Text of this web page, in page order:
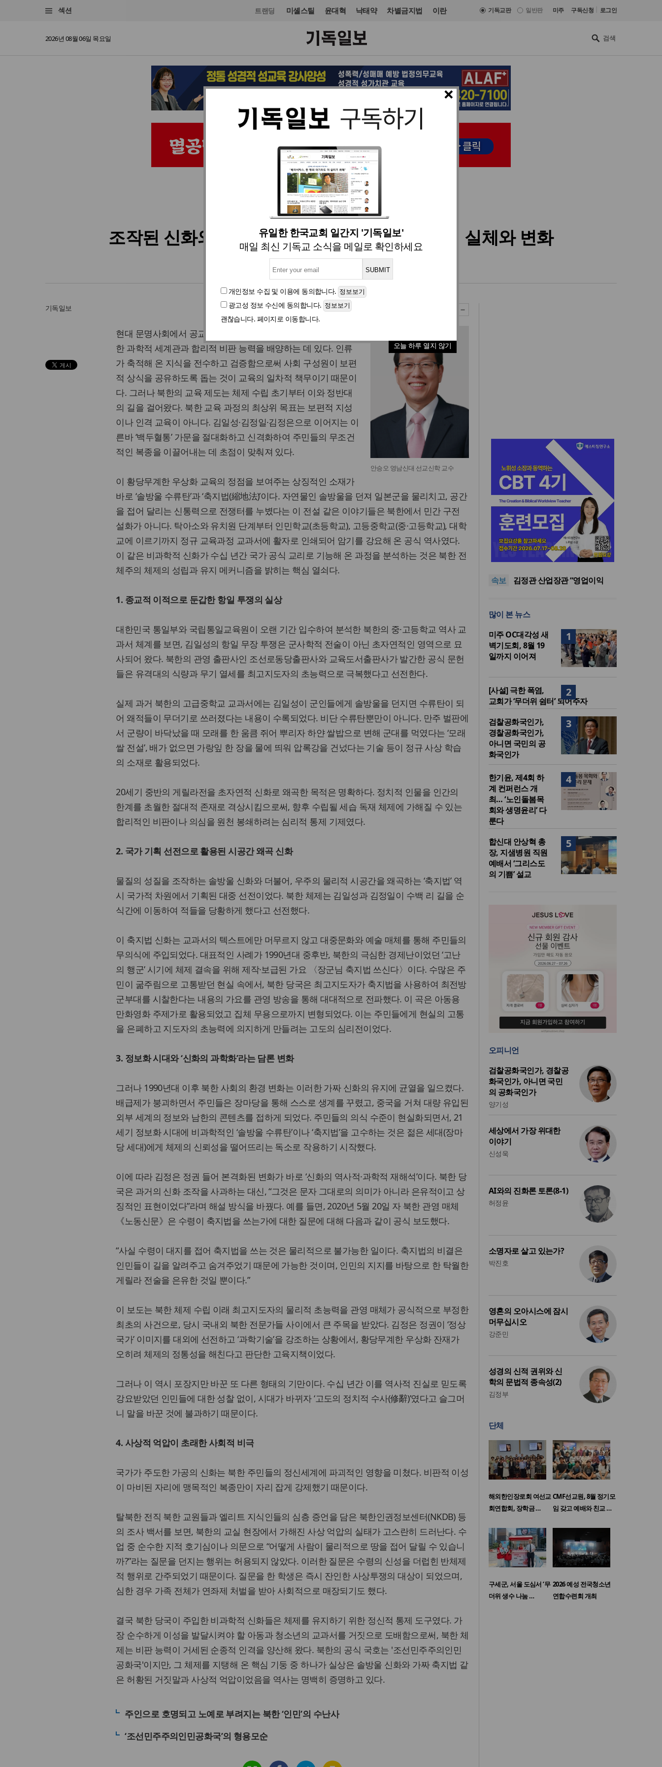
섹션 트랜딩 미셸스틸 윤대혁 낙태약 차별금지법 이란 기독교판 일반판 미주 구독신청 로그인
2026년 08월 06일 목요일
×
유일한 한국교회 일간지 '기독일보'
매일 최신 기독교 소식을 메일로 확인하세요
개인정보 수집 및 이용에 동의합니다.
광고성 정보 수신에 동의합니다.
괜찮습니다. 페이지로 이동합니다.
오늘 하루 열지 않기
오피니언·칼럼 기고 입력 2026. 05. 31 19:42
조작된 신화와 가공된 역사: 북한 우상화 교육의 실체와 변화
안승오 교수(영남신학대학교 선교신학)
기독일보
안승오 영남신대 선교신학 교수
현대 문명사회에서 공교육의 본질적 가치는 객관적 사실에 기반
한 과학적 세계관과 합리적 비판 능력을 배양하는 데 있다. 인류
가 축적해 온 지식을 전수하고 검증함으로써 사회 구성원이 보편
적 상식을 공유하도록 돕는 것이 교육의 일차적 책무이기 때문이
다. 그러나 북한의 교육 제도는 체제 수립 초기부터 이와 정반대
의 길을 걸어왔다. 북한 교육 과정의 최상위 목표는 보편적 지성
이나 인격 교육이 아니다. 김일성·김정일·김정은으로 이어지는 이
른바 ‘백두혈통’ 가문을 절대화하고 신격화하여 주민들의 무조건
적인 복종을 이끌어내는 데 초점이 맞춰져 있다.
이 황당무계한 우상화 교육의 정점을 보여주는 상징적인 소재가
바로 ‘솔방울 수류탄’과 ‘축지법(縮地法)’이다. 자연물인 솔방울을 던져 일본군을 물리치고, 공간
을 접어 달리는 신통력으로 전쟁터를 누볐다는 이 전설 같은 이야기들은 북한에서 민간 구전
설화가 아니다. 탁아소와 유치원 단계부터 인민학교(초등학교), 고등중학교(중·고등학교), 대학
교에 이르기까지 정규 교육과정 교과서에 활자로 인쇄되어 암기를 강요해 온 공식 역사였다.
이 같은 비과학적 신화가 수십 년간 국가 공식 교리로 기능해 온 과정을 분석하는 것은 북한 전
체주의 체제의 성립과 유지 메커니즘을 밝히는 핵심 열쇠다.
1. 종교적 이적으로 둔갑한 항일 투쟁의 실상
대한민국 통일부와 국립통일교육원이 오랜 기간 입수하여 분석한 북한의 중·고등학교 역사 교
과서 체계를 보면, 김일성의 항일 무장 투쟁은 군사학적 전술이 아닌 초자연적인 영역으로 묘
사되어 왔다. 북한의 관영 출판사인 조선로동당출판사와 교육도서출판사가 발간한 공식 문헌
들은 유격대의 식량과 무기 열세를 최고지도자의 초능력으로 극복했다고 선전한다.
실제 과거 북한의 고급중학교 교과서에는 김일성이 군인들에게 솔방울을 던지면 수류탄이 되
어 왜적들이 무더기로 쓰러졌다는 내용이 수록되었다. 비단 수류탄뿐만이 아니다. 만주 벌판에
서 군량이 바닥났을 때 모래를 한 움큼 쥐어 뿌리자 하얀 쌀밥으로 변해 군대를 먹였다는 ‘모래
쌀 전설’, 배가 없으면 가랑잎 한 장을 물에 띄워 압록강을 건넜다는 기술 등이 정규 사상 학습
의 소재로 활용되었다.
20세기 중반의 게릴라전을 초자연적 신화로 왜곡한 목적은 명확하다. 정치적 인물을 인간의
한계를 초월한 절대적 존재로 격상시킴으로써, 향후 수립될 세습 독재 체제에 가해질 수 있는
합리적인 비판이나 의심을 원천 봉쇄하려는 심리적 통제 기제였다.
2. 국가 기획 선전으로 활용된 시공간 왜곡 신화
물질의 성질을 조작하는 솔방울 신화와 더불어, 우주의 물리적 시공간을 왜곡하는 ‘축지법’ 역
시 국가적 차원에서 기획된 대중 선전이었다. 북한 체제는 김일성과 김정일이 수백 리 길을 순
식간에 이동하여 적들을 당황하게 했다고 선전했다.
이 축지법 신화는 교과서의 텍스트에만 머무르지 않고 대중문화와 예술 매체를 통해 주민들의
무의식에 주입되었다. 대표적인 사례가 1990년대 중후반, 북한의 극심한 경제난이었던 ‘고난
의 행군’ 시기에 체제 결속을 위해 제작·보급된 가요 〈장군님 축지법 쓰신다〉이다. 수많은 주
민이 굶주림으로 고통받던 현실 속에서, 북한 당국은 최고지도자가 축지법을 사용하여 최전방
군부대를 시찰한다는 내용의 가요를 관영 방송을 통해 대대적으로 전파했다. 이 곡은 아동용
만화영화 주제가로 활용되었고 집체 무용으로까지 변형되었다. 이는 주민들에게 현실의 고통
을 은폐하고 지도자의 초능력에 의지하게 만들려는 고도의 심리전이었다.
3. 정보화 시대와 ‘신화의 과학화’라는 담론 변화
그러나 1990년대 이후 북한 사회의 환경 변화는 이러한 가짜 신화의 유지에 균열을 일으켰다.
배급제가 붕괴하면서 주민들은 장마당을 통해 스스로 생계를 꾸렸고, 중국을 거쳐 대량 유입된
외부 세계의 정보와 남한의 콘텐츠를 접하게 되었다. 주민들의 의식 수준이 현실화되면서, 21
세기 정보화 시대에 비과학적인 ‘솔방울 수류탄’이나 ‘축지법’을 고수하는 것은 젊은 세대(장마
당 세대)에게 체제의 신뢰성을 떨어뜨리는 독소로 작용하기 시작했다.
이에 따라 김정은 정권 들어 본격화된 변화가 바로 ‘신화의 역사적·과학적 재해석’이다. 북한 당
국은 과거의 신화 조작을 사과하는 대신, “그것은 문자 그대로의 의미가 아니라 은유적이고 상
징적인 표현이었다”라며 해설 방식을 바꿨다. 예를 들면, 2020년 5월 20일 자 북한 관영 매체
《노동신문》은 수령이 축지법을 쓰는가에 대한 질문에 대해 다음과 같이 공식 보도했다.
“사실 수령이 대지를 접어 축지법을 쓰는 것은 물리적으로 불가능한 일이다. 축지법의 비결은
인민들이 길을 알려주고 숨겨주었기 때문에 가능한 것이며, 인민의 지지를 바탕으로 한 탁월한
게릴라 전술을 은유한 것일 뿐이다.”
이 보도는 북한 체제 수립 이래 최고지도자의 물리적 초능력을 관영 매체가 공식적으로 부정한
최초의 사건으로, 당시 국내외 북한 전문가들 사이에서 큰 주목을 받았다. 김정은 정권이 ‘정상
국가’ 이미지를 대외에 선전하고 ‘과학기술’을 강조하는 상황에서, 황당무계한 우상화 잔재가
오히려 체제의 정통성을 해친다고 판단한 고육지책이었다.
그러나 이 역시 포장지만 바꾼 또 다른 형태의 기만이다. 수십 년간 이를 역사적 진실로 믿도록
강요받았던 인민들에 대한 성찰 없이, 시대가 바뀌자 ‘고도의 정치적 수사(修辭)’였다고 슬그머
니 말을 바꾼 것에 불과하기 때문이다.
4. 사상적 억압이 초래한 사회적 비극
국가가 주도한 가공의 신화는 북한 주민들의 정신세계에 파괴적인 영향을 미쳤다. 비판적 이성
이 마비된 자리에 맹목적인 복종만이 자리 잡게 강제했기 때문이다.
탈북한 전직 북한 교원들과 엘리트 지식인들의 심층 증언을 담은 북한인권정보센터(NKDB) 등
의 조사 백서를 보면, 북한의 교실 현장에서 가해진 사상 억압의 실태가 고스란히 드러난다. 수
업 중 순수한 지적 호기심이나 의문으로 “어떻게 사람이 물리적으로 땅을 접어 달릴 수 있습니
까?”라는 질문을 던지는 행위는 허용되지 않았다. 이러한 질문은 수령의 신성을 더럽힌 반체제
적 행위로 간주되었기 때문이다. 질문을 한 학생은 즉시 잔인한 사상투쟁의 대상이 되었으며,
심한 경우 가족 전체가 연좌제 처벌을 받아 사회적으로 매장되기도 했다.
결국 북한 당국이 주입한 비과학적 신화들은 체제를 유지하기 위한 정신적 통제 도구였다. 가
장 순수하게 이성을 발달시켜야 할 아동과 청소년의 교과서를 거짓으로 도배함으로써, 북한 체
제는 비판 능력이 거세된 순종적 인격을 양산해 왔다. 북한의 공식 국호는 '조선민주주의인민
공화국'이지만, 그 체제를 지탱해 온 핵심 기둥 중 하나가 실상은 솔방울 신화와 가짜 축지법 같
은 허황된 거짓말과 사상적 억압이었음을 역사는 명백히 증명하고 있다.
주인으로 호명되고 노예로 부려지는 북한 ‘인민’의 수난사
‘조선민주주의인민공화국’의 형용모순
속보
교진추, 2022 개정 통합과학 내
원
40.6%가 외국인…과다호가부
김정관 산업장관 “영업이익
거 불안 커져”
억하고 책임 감당해야”
교진추, 2022 개정 통합과학 내
‘후성유전 해석 가능성’ 관련 청
원
단일종목 레버리지 ETF 거래
40.6%가 외국인…과다호가부
담금 도입 추진
많이 본 뉴스
1
미주 OC대각성 새
벽기도회, 8월 19
일까지 이어져
2
[사설] 극한 폭염,
교회가 ‘무더위 쉼터’ 되어주자
3
검찰공화국인가,
경찰공화국인가,
아니면 국민의 공
화국인가
4
한기윤, 제4회 하
계 컨퍼런스 개
최… ‘노인돌봄목
회와 생명윤리’ 다
룬다
5
합신대 안상혁 총
장, 지샘병원 직원
예배서 ‘그리스도
의 기쁨’ 설교
오피니언
검찰공화국인가, 경찰공
화국인가, 아니면 국민
의 공화국인가
양기성
세상에서 가장 위대한
이야기
신성욱
AI와의 진화론 토론(8-1)
허정윤
소명자로 살고 있는가?
박진호
영혼의 오아시스에 잠시
머무십시오
강준민
성경의 신적 권위와 신
학의 문법적 종속성(2)
김정부
단체
해외한인장로회 여선교
회연합회, 장학금 …
CMF선교원, 8월 정기모
임 갖고 예배와 친교 …
구세군, 서울 도심서 ‘무
더위 생수 나눔 …
2026 예성 전국청소년
연합수련회 개최